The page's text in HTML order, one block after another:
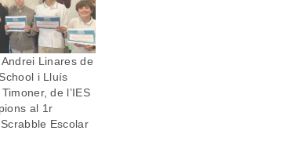
Linares de
i Lluís
de l’IES
al 1r
Escolar